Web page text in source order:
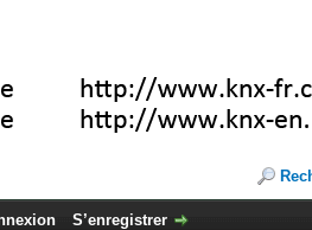
S’enregistrer